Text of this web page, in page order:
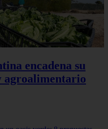
encadena su
agroalimentario